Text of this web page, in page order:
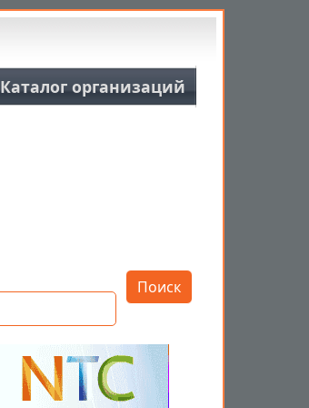
Каталог организаций